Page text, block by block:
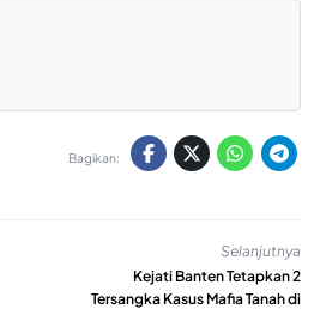
Bagikan:
Selanjutnya
Kejati Banten Tetapkan 2
Tersangka Kasus Mafia Tanah di